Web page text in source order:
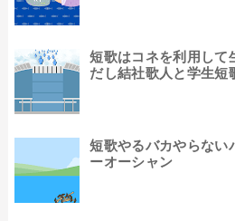
短歌はコネを利用して
だし結社歌人と学生短
短歌やるバカやらな
ーオーシャン